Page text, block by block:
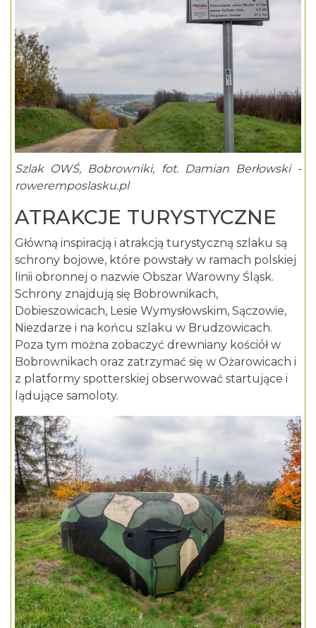
Szlak OWŚ, Bobrowniki, fot. Damian Berłowski -
roweremposlasku.pl
ATRAKCJE TURYSTYCZNE
Główną inspiracją i atrakcją turystyczną szlaku są
schrony bojowe, które powstały w ramach polskiej
linii obronnej o nazwie Obszar Warowny Śląsk.
Schrony znajdują się Bobrownikach,
Dobieszowicach, Lesie Wymysłowskim, Sączowie,
Niezdarze i na końcu szlaku w Brudzowicach.
Poza tym można zobaczyć drewniany kościół w
Bobrownikach oraz zatrzymać się w Ożarowicach i
z platformy spotterskiej obserwować startujące i
lądujące samoloty.